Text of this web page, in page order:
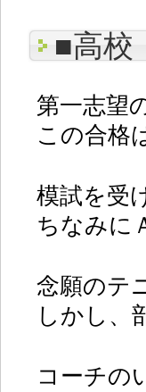
■高校
第一志望
この合格
模試を受
ちなみに
念願のテ
しかし、
コーチの